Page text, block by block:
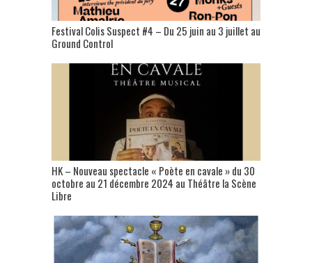
Festival Colis Suspect #4 – Du 25 juin au 3 juillet au
Ground Control
HK – Nouveau spectacle « Poète en cavale » du 30
octobre au 21 décembre 2024 au Théâtre la Scène
Libre